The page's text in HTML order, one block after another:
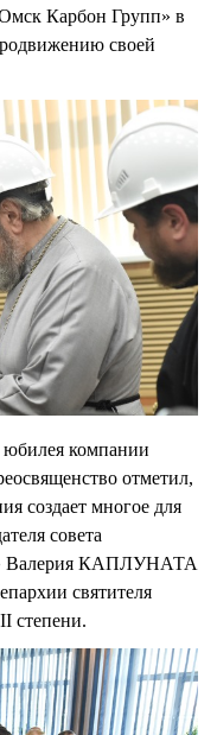
Карбон Групп» в
своей
юбилея компании
отметил,
создает многое для
совета
Валерия КАПЛУНАТА
святителя
степени.